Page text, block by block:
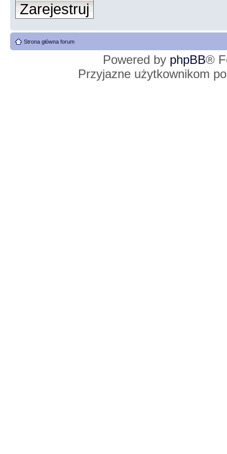
Zarejestruj
Strona główna forum
Powered by phpBB®
Przyjazne użytkownikom